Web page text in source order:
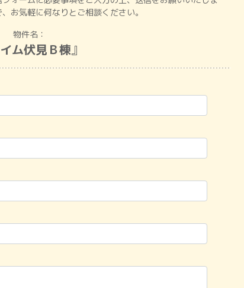
お気軽に何なりとご相談ください。
物件名：
ム伏見Ｂ棟』